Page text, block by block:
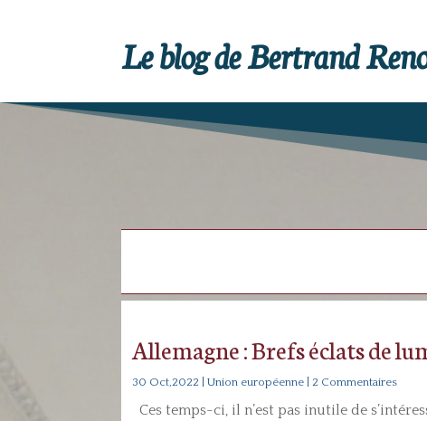
Le blog de Bertrand
Allemagne : Brefs éclats de
30 Oct,2022 |Union européenne | 2 Commentaires
Ces temps-ci, il n’est pas inutile de